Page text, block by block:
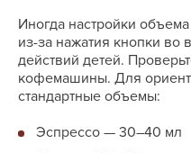
Иногда настройки
из-за нажатия кнопки во
действий детей.
кофемашины. Для
стандартные объемы:
Эспрессо — 30–40 мл